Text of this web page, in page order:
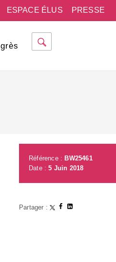
PRESSE
ESPACE ÉLUS
Référence : BW25461
Date :5 Juin 2018
Partager :